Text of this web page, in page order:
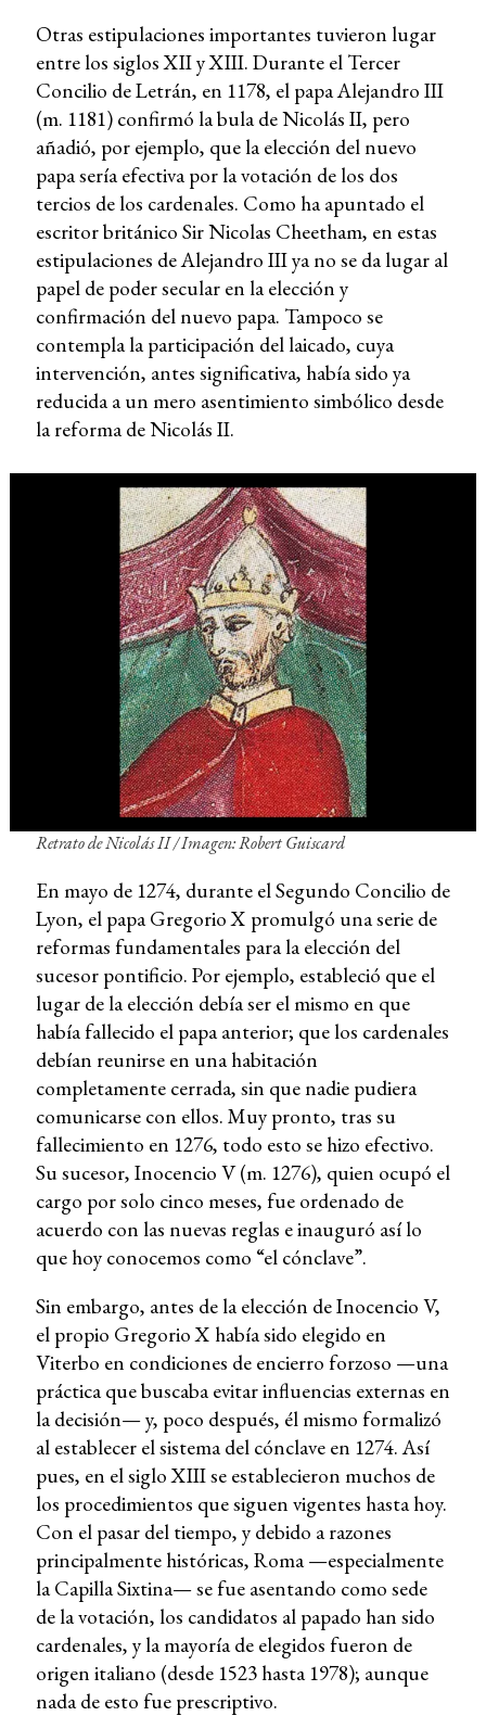
Otras estipulaciones importantes tuvieron lugar
entre los siglos XII y XIII. Durante el Tercer
Concilio de Letrán, en 1178, el papa Alejandro III
(m. 1181) confirmó la bula de Nicolás II, pero
añadió, por ejemplo, que la elección del nuevo
papa sería efectiva por la votación de los dos
tercios de los cardenales. Como ha apuntado el
escritor británico Sir Nicolas Cheetham, en estas
estipulaciones de Alejandro III ya no se da lugar al
papel de poder secular en la elección y
confirmación del nuevo papa. Tampoco se
contempla la participación del laicado, cuya
intervención, antes significativa, había sido ya
reducida a un mero asentimiento simbólico desde
la reforma de Nicolás II.
Retrato de Nicolás II / Imagen: Robert Guiscard
En mayo de 1274, durante el Segundo Concilio de
Lyon, el papa Gregorio X promulgó una serie de
reformas fundamentales para la elección del
sucesor pontificio. Por ejemplo, estableció que el
lugar de la elección debía ser el mismo en que
había fallecido el papa anterior; que los cardenales
debían reunirse en una habitación
completamente cerrada, sin que nadie pudiera
comunicarse con ellos. Muy pronto, tras su
fallecimiento en 1276, todo esto se hizo efectivo.
Su sucesor, Inocencio V (m. 1276), quien ocupó el
cargo por solo cinco meses, fue ordenado de
acuerdo con las nuevas reglas e inauguró así lo
que hoy conocemos como “el cónclave”.
Sin embargo, antes de la elección de Inocencio V,
el propio Gregorio X había sido elegido en
Viterbo en condiciones de encierro forzoso —una
práctica que buscaba evitar influencias externas en
la decisión— y, poco después, él mismo formalizó
al establecer el sistema del cónclave en 1274. Así
pues, en el siglo XIII se establecieron muchos de
los procedimientos que siguen vigentes hasta hoy.
Con el pasar del tiempo, y debido a razones
principalmente históricas, Roma —especialmente
la Capilla Sixtina— se fue asentando como sede
de la votación, los candidatos al papado han sido
cardenales, y la mayoría de elegidos fueron de
origen italiano (desde 1523 hasta 1978); aunque
nada de esto fue prescriptivo.